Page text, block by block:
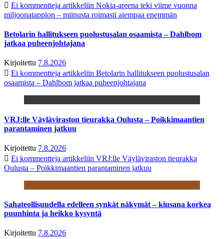
Ei kommentteja artikkeliin Nokia-areena teki viime vuonna
miljoonatappion – miinusta roimasti aiempaa enemmän
Betolarin hallitukseen puolustusalan osaamista – Dahlbom
jatkaa puheenjohtajana
Kirjoitettu 7.8.2026
Ei kommentteja artikkeliin Betolarin hallitukseen puolustusalan
osaamista – Dahlbom jatkaa puheenjohtajana
VRJ:lle Väyläviraston tieurakka Oulusta – Poikkimaantien
parantaminen jatkuu
Kirjoitettu 7.8.2026
Ei kommentteja artikkeliin VRJ:lle Väyläviraston tieurakka
Oulusta – Poikkimaantien parantaminen jatkuu
Sahateollisuudella edelleen synkät näkymät – kiusana korkea
puunhinta ja heikko kysyntä
Kirjoitettu 7.8.2026